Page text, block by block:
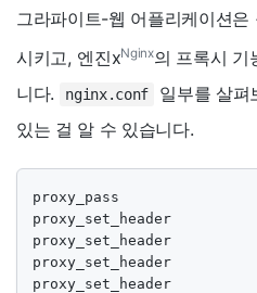
그라파이트-웹 어플리케이션은
시키고, 엔진xNginx의 프록시 기
니다.
nginx.conf
일부를 살펴
있는 걸 알 수 있습니다.
proxy_pass
proxy_set_header
proxy_set_header
proxy_set_header
proxy_set_header